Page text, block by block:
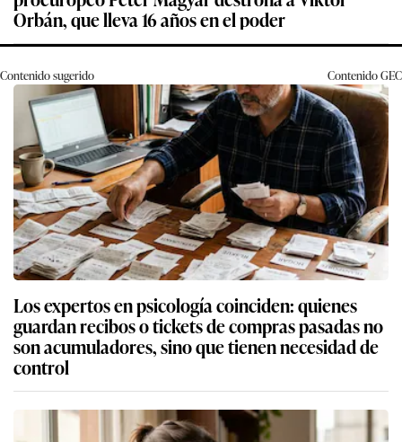
Orbán, que lleva 16 años en el poder
Contenido sugerido ContenidoGEC
Los expertos en psicología coinciden: quienes
guardan recibos o tickets de compras pasadas no
son acumuladores, sino que tienen necesidad de
control